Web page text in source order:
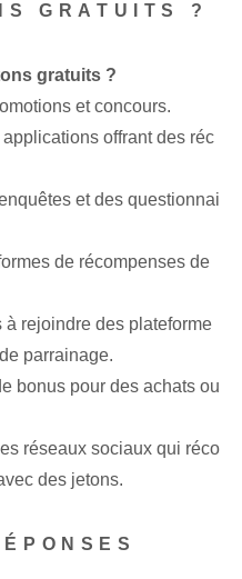
GRATUITS ?
gratuits ?
et concours.
offrant des réc
et des questionnai
de récompenses de
à rejoindre des plateforme
parrainage.
bonus pour des achats ou
réseaux sociaux qui réco
des jetons.